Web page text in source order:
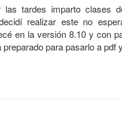
las tardes imparto clases
realizar este no
en la versión 8.10 y con
para pasarlo a pdf